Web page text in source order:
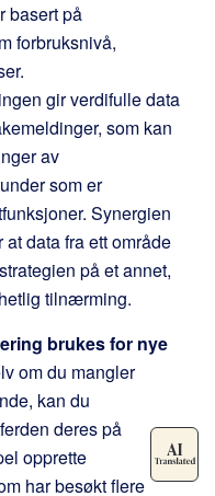
basert på
forbruksnivå,
gir verdifulle data
som kan
av
som er
Synergien
data fra ett område
på et annet,
tilnærming.
brukes for nye
om du mangler
kan du
deres på
opprette
har besøkt flere